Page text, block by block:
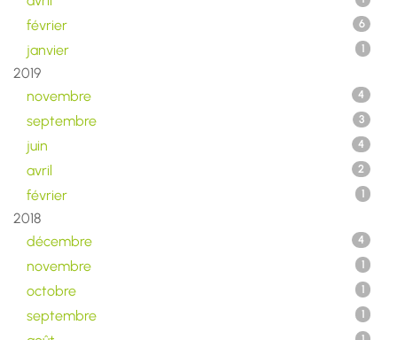
février 6
janvier 1
2019
novembre
4
septembre 3
juin 4
avril 2
février 1
2018
décembre
4
novembre 1
octobre 1
septembre 1